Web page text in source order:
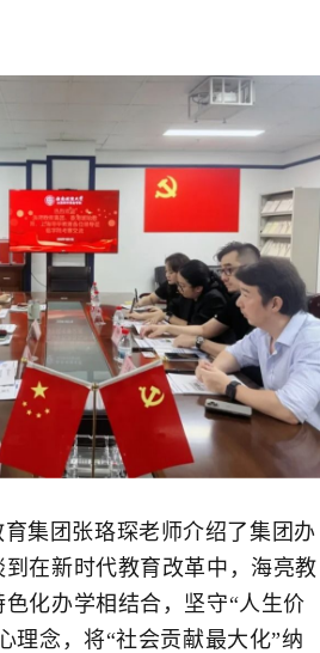
集团张珞琛老师介绍了集团办
在新时代教育改革中，海亮教
化办学相结合，坚守“人生价
理念，将“社会贡献最大化”纳